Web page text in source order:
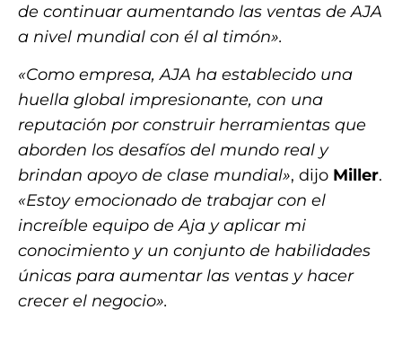
de continuar aumentando las ventas de AJA
a nivel mundial con él al timón».
«Como empresa, AJA ha establecido una
huella global impresionante, con una
reputación por construir herramientas que
aborden los desafíos del mundo real y
brindan apoyo de clase mundial», dijo Miller.
«Estoy emocionado de trabajar con el
increíble equipo de Aja y aplicar mi
conocimiento y un conjunto de habilidades
únicas para aumentar las ventas y hacer
crecer el negocio».